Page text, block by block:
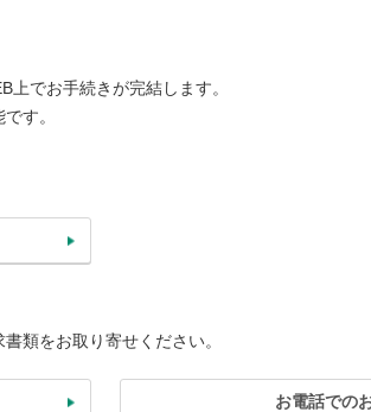
でお手続きが完結します。
す。
類をお取り寄せください。
お電話での